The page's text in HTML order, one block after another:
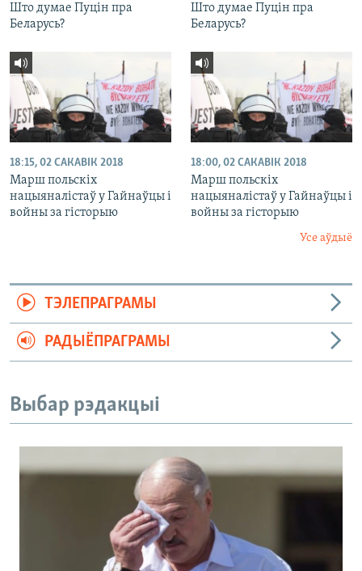
Што думае Пуцін пра
Беларусь?
Што думае Пуцін пра
Беларусь?
18:15, 02 САКАВІК 2018
Марш польскіх
нацыяналістаў у Гайнаўцы і
войны за гісторыю
18:00, 02 САКАВІК 2018
Марш польскіх
нацыяналістаў у Гайнаўцы і
войны за гісторыю
Усе аўдыё
ТЭЛЕПРАГРАМЫ
РАДЫЁПРАГРАМЫ
Выбар рэдакцыі